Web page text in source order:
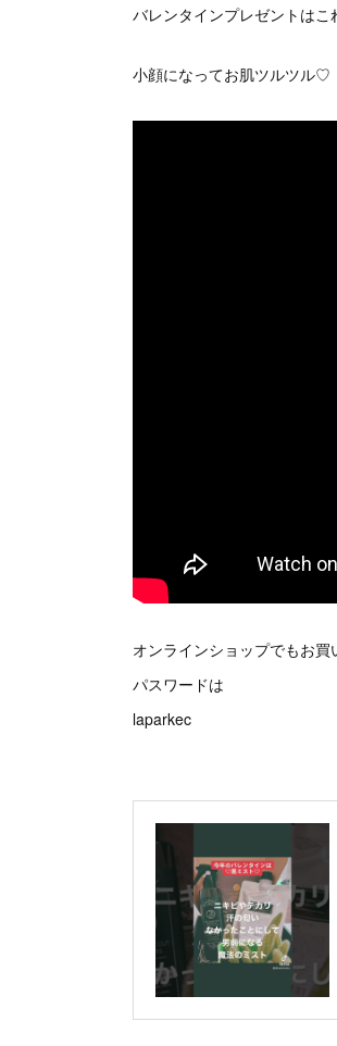
バレンタインプレゼントはこ
小顔になってお肌ツルツル♡
オンラインショップでもお買
パスワードは
laparkec